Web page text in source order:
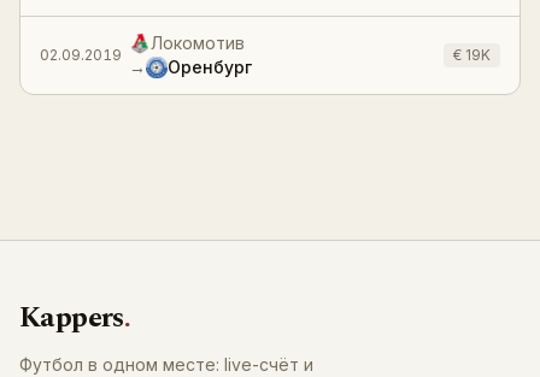
02.09.2019
Локомотив
→
Оренбург
€ 19K
Kappers.
Футбол в одном месте: live-счёт и